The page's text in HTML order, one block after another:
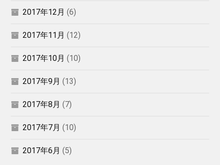
2017年12月 (6)
2017年11月 (12)
2017年10月 (10)
2017年9月 (13)
2017年8月 (7)
2017年7月 (10)
2017年6月 (5)